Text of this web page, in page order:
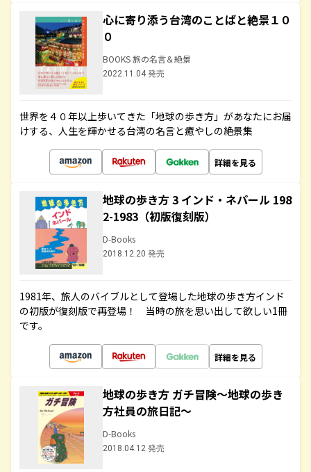
心に寄り添う台湾のことばと絶景１０
０
BOOKS 旅の名言＆絶景
2022.11.04 発売
世界を４０年以上歩いてきた「地球の歩き方」があなたにお届
けする、人生を輝かせる台湾の名言と癒やしの絶景集
詳細を見る
地球の歩き方 3 インド・ネパール 198
2-1983（初版復刻版）
D-Books
2018.12.20 発売
1981年、旅人のバイブルとして登場した地球の歩き方インド
の初版が復刻版で再登場！ 当時の旅を思い出して欲しい1冊
です。
詳細を見る
地球の歩き方 ガチ冒険～地球の歩き
方社員の旅日記～
D-Books
2018.04.12 発売